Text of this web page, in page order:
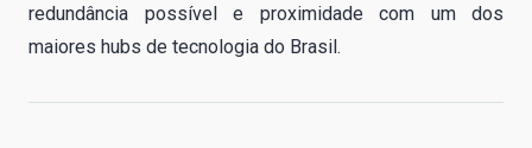
redundância possível e proximidade com um dos
maiores hubs de tecnologia do Brasil.